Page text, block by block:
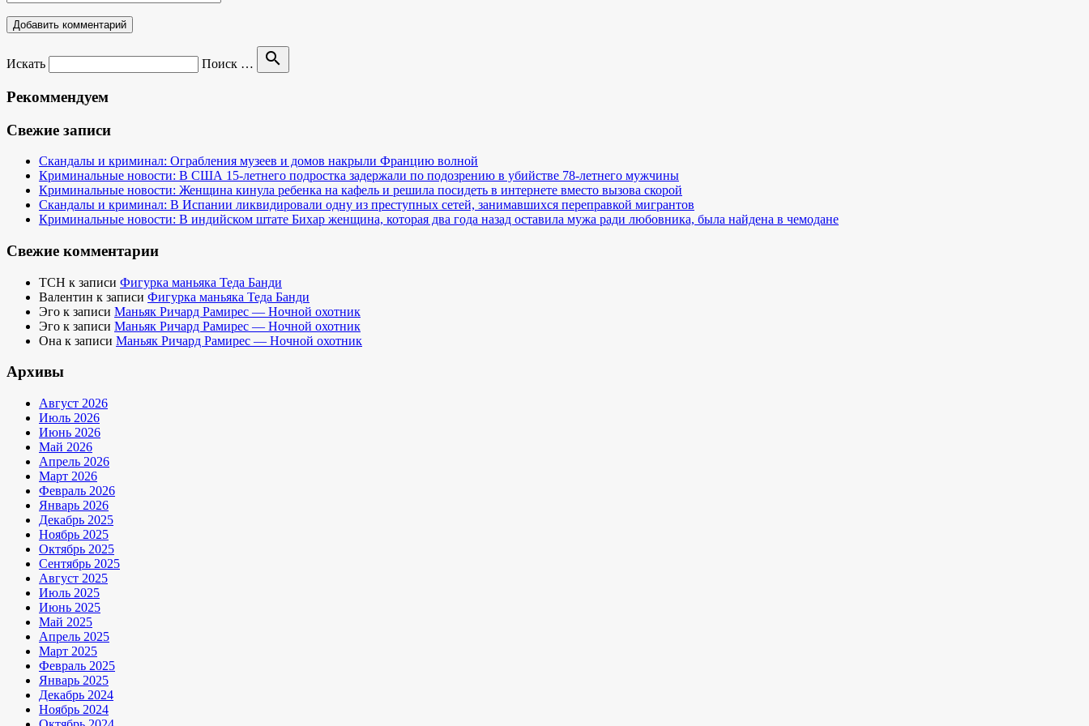
Искать Поиск … search
Рекоммендуем
Свежие записи
Скандалы и криминал: Ограбления музеев и домов накрыли Францию волной
Криминальные новости: В США 15-летнего подростка задержали по подозрению в убийстве 78-летнего мужчины
Криминальные новости: Женщина кинула ребенка на кафель и решила посидеть в интернете вместо вызова скорой
Скандалы и криминал: В Испании ликвидировали одну из преступных сетей, занимавшихся переправкой мигрантов
Криминальные новости: В индийском штате Бихар женщина, которая два года назад оставила мужа ради любовника, была найдена в чемодане
Свежие комментарии
TCH к записи Фигурка маньяка Теда Банди
Валентин к записи Фигурка маньяка Теда Банди
Эго к записи Маньяк Ричард Рамирес — Ночной охотник
Эго к записи Маньяк Ричард Рамирес — Ночной охотник
Она к записи Маньяк Ричард Рамирес — Ночной охотник
Архивы
Август 2026
Июль 2026
Июнь 2026
Май 2026
Апрель 2026
Март 2026
Февраль 2026
Январь 2026
Декабрь 2025
Ноябрь 2025
Октябрь 2025
Сентябрь 2025
Август 2025
Июль 2025
Июнь 2025
Май 2025
Апрель 2025
Март 2025
Февраль 2025
Январь 2025
Декабрь 2024
Ноябрь 2024